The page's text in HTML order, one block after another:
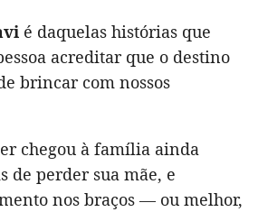
é daquelas histórias que
acreditar que o destino
brincar com nossos
chegou à família ainda
de perder sua mãe, e
nos braços — ou melhor,